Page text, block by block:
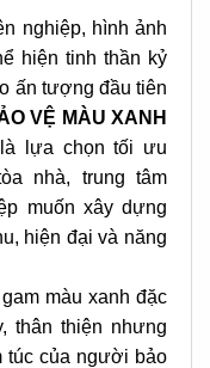
nghiệp, hình ảnh
hiện tinh thần kỷ
ấn tượng đầu tiên
VỆ MÀU XANH
lựa chọn tối ưu
nhà, trung tâm
muốn xây dựng
hiện đại và năng
màu xanh đặc
thân thiện nhưng
túc của người bảo